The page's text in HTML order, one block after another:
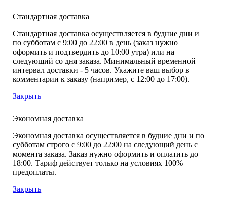
Стандартная доставка
Стандартная доставка осуществляется в будние дни и
по субботам с 9:00 до 22:00 в день (заказ нужно
оформить и подтвердить до 10:00 утра) или на
следующий со дня заказа. Минимальный временной
интервал доставки - 5 часов. Укажите ваш выбор в
комментарии к заказу (например, с 12:00 до 17:00).
Закрыть
Экономная доставка
Экономная доставка осуществляется в будние дни и по
субботам строго с 9:00 до 22:00 на следующий день с
момента заказа. Заказ нужно оформить и оплатить до
18:00. Тариф действует только на условиях 100%
предоплаты.
Закрыть